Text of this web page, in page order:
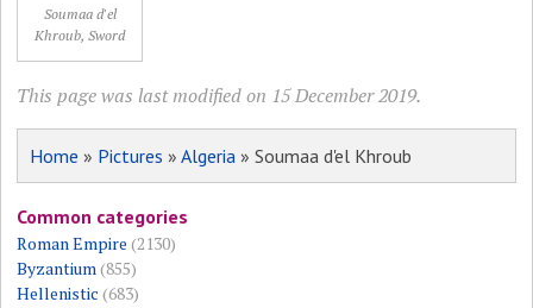
Soumaa d'el
Khroub, Sword
This page was last modified on 15 December 2019.
Home » Pictures »Algeria » Soumaa d'el Khroub
Common categories
Roman Empire (2130)
Byzantium(855)
Hellenistic (683)